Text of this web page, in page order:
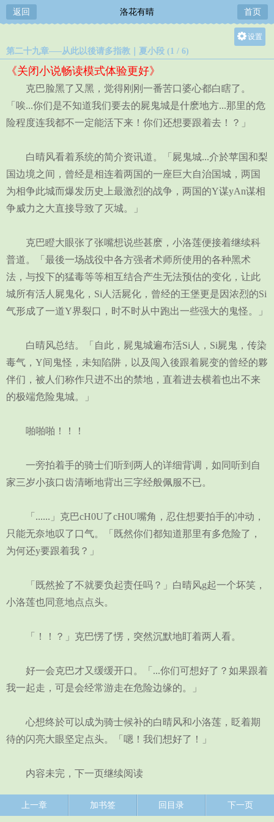
返回 洛花有晴 首页
设置
中
小
第二十九章—–从此以後请多指教｜夏小段 (1 / 6)
《关闭小说畅读模式体验更好》
克巴脸黑了又黑，觉得刚刚一番苦口婆心都白瞎了。
「唉...你们是不知道我们要去的屍鬼城是什麽地方...那里的危
险程度连我都不一定能活下来！你们还想要跟着去！？」
白晴风看着系统的简介资讯道。「屍鬼城...介於苹国和梨
国边境之间，曾经是相连着两国的一座巨大自治国城，两国
为相争此城而爆发历史上最激烈的战争，两国的Y谋yAn谋相
争威力之大直接导致了灭城。」
克巴瞪大眼张了张嘴想说些甚麽，小洛莲便接着继续科
普道。「最後一场战役中各方强者术师所使用的各种黑术
法，与投下的猛毒等等相互结合产生无法预估的变化，让此
城所有活人屍鬼化，Si人活屍化，曾经的王堡更是因浓烈的Si
气形成了一道Y界裂口，时不时从中跑出一些强大的鬼怪。」
白晴风总结。「自此，屍鬼城遍布活Si人，Si屍鬼，传染
毒气，Y间鬼怪，未知陷阱，以及闯入後跟着屍变的曾经的夥
伴们，被人们称作只进不出的禁地，直着进去横着也出不来
的极端危险鬼城。」
啪啪啪！！！
一旁拍着手的骑士们听到两人的详细背调，如同听到自
家三岁小孩口齿清晰地背出三字经般佩服不已。
「......」克巴cH0U了cH0U嘴角，忍住想要拍手的冲动，
只能无奈地叹了口气。「既然你们都知道那里有多危险了，
为何还y要跟着我？」
「既然捡了不就要负起责任吗？」白晴风g起一个坏笑，
小洛莲也同意地点点头。
「！！？」克巴愣了愣，突然沉默地盯着两人看。
好一会克巴才又缓缓开口。「...你们可想好了？如果跟着
我一起走，可是会经常游走在危险边缘的。」
心想终於可以成为骑士候补的白晴风和小洛莲，眨着期
待的闪亮大眼坚定点头。「嗯！我们想好了！」
内容未完，下一页继续阅读
上一章 加书签 回目录 下一页